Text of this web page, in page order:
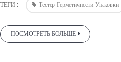
ТЕГИ : Тестер Герметичности Упаковки
ПОСМОТРЕТЬ БОЛЬШЕ